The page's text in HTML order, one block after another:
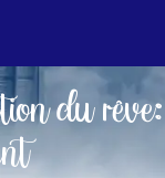
du rêve: